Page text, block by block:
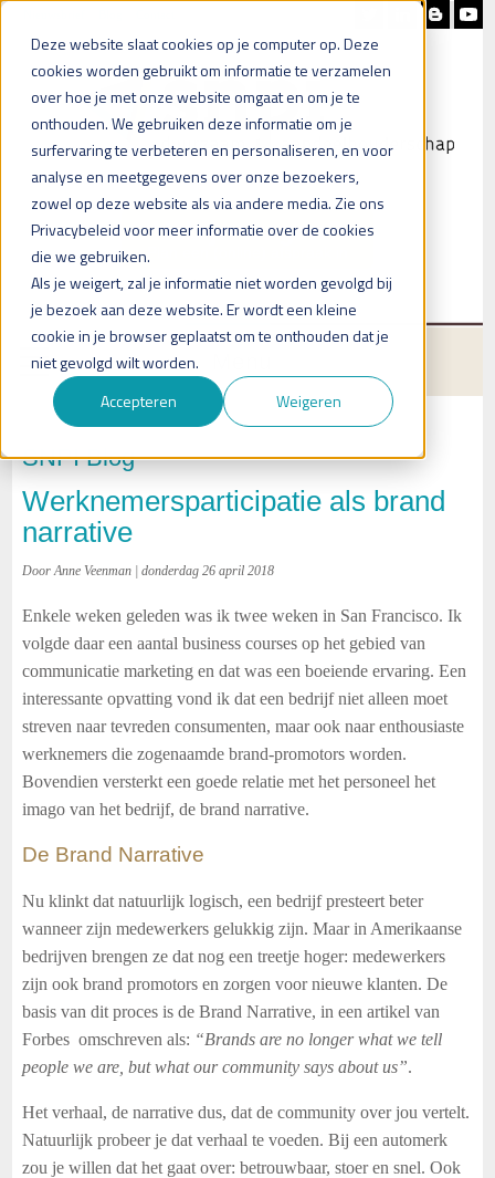
Deze website slaat cookies op je computer op. Deze
cookies worden gebruikt om informatie te verzamelen
over hoe je met onze website omgaat en om je te
onthouden. We gebruiken deze informatie om je
surfervaring te verbeteren en personaliseren, en voor
analyse en meetgegevens over onze bezoekers,
zowel op deze website als via andere media. Zie ons
Privacybeleid voor meer informatie over de cookies
die we gebruiken.
Als je weigert, zal je informatie niet worden gevolgd bij
je bezoek aan deze website. Er wordt een kleine
cookie in je browser geplaatst om te onthouden dat je
niet gevolgd wilt worden.
Accepteren
Weigeren
Heb je vragen?
SNPI Blog
Werknemersparticipatie als brand
narrative
Door Anne Veenman | donderdag 26 april 2018
Enkele weken geleden was ik twee weken in San Francisco. Ik
volgde daar een aantal business courses op het gebied van
communicatie marketing en dat was een boeiende ervaring. Een
interessante opvatting vond ik dat een bedrijf niet alleen moet
streven naar tevreden consumenten, maar ook naar enthousiaste
werknemers die zogenaamde brand-promotors worden.
Bovendien versterkt een goede relatie met het personeel het
imago van het bedrijf, de brand narrative.
De Brand Narrative
Nu klinkt dat natuurlijk logisch, een bedrijf presteert beter
wanneer zijn medewerkers gelukkig zijn. Maar in Amerikaanse
bedrijven brengen ze dat nog een treetje hoger: medewerkers
zijn ook brand promotors en zorgen voor nieuwe klanten. De
basis van dit proces is de Brand Narrative, in een artikel van
Forbes omschreven als: “Brands are no longer what we tell
people we are, but what our community says about us”.
Het verhaal, de narrative dus, dat de community over jou vertelt.
Natuurlijk probeer je dat verhaal te voeden. Bij een automerk
zou je willen dat het gaat over: betrouwbaar, stoer en snel. Ook